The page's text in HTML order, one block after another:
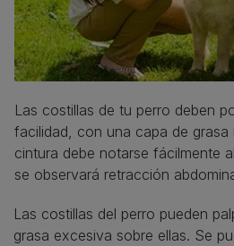
Las costillas de tu perro deben
facilidad, con una capa de grasa
cintura debe notarse fácilmente
se observará retracción
Las costillas del perro pueden
grasa excesiva sobre ellas. Se